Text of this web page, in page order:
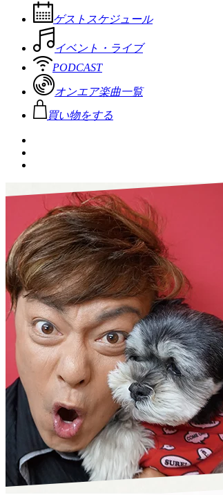
ゲストスケジュール
イベント・ライブ
PODCAST
オンエア楽曲一覧
買い物をする